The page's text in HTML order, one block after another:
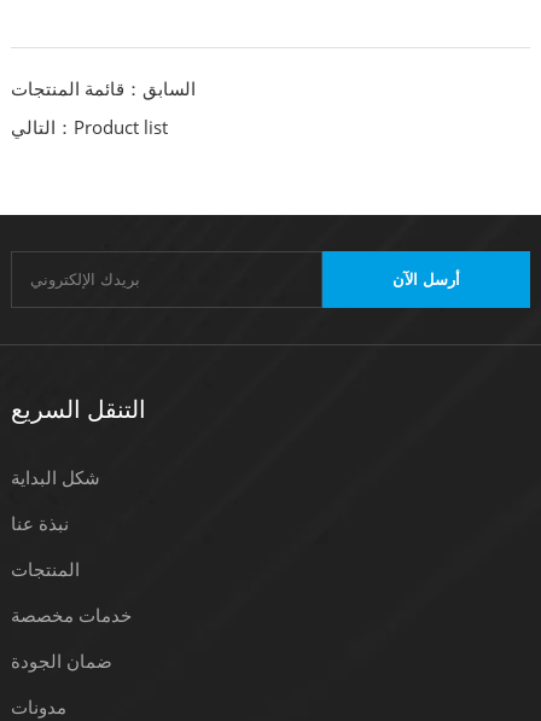
السابق：قائمة المنتجات
التالي：Product list
أرسل الآن
التنقل السريع
شكل البداية
نبذة عنا
المنتجات
خدمات مخصصة
ضمان الجودة
مدونات